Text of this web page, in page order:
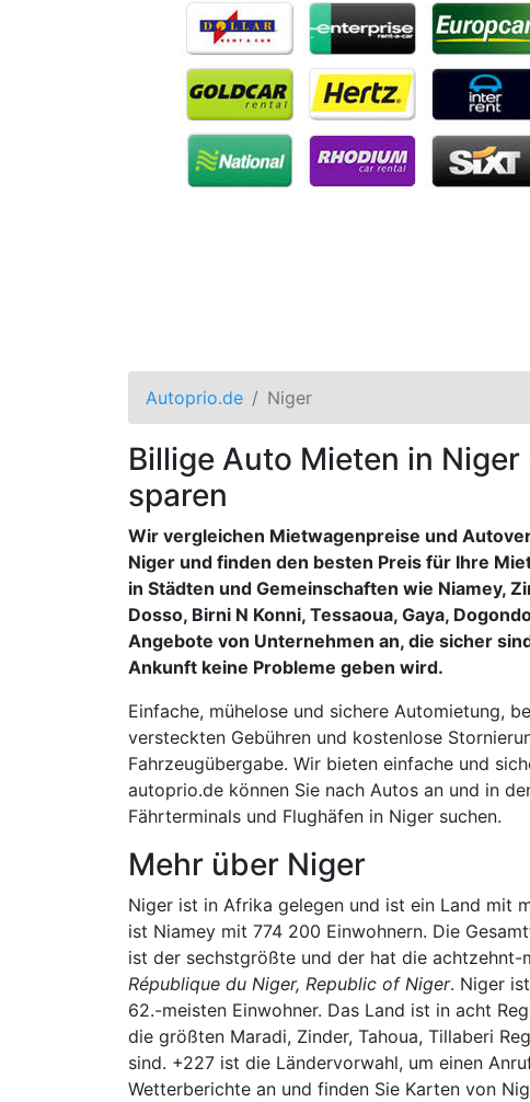
Autoprio.de Niger
Billige Auto Mieten in
sparen
Wir vergleichen Mietwagenpreise und
Niger und finden den besten Preis für Ihre
in Städten und Gemeinschaften wie Niamey,
Dosso, Birni N Konni, Tessaoua, Gaya,
Angebote von Unternehmen an, die sicher
Ankunft keine Probleme geben wird.
Einfache, mühelose und sichere Automietung,
versteckten Gebühren und kostenlose
Fahrzeugübergabe. Wir bieten einfache und
autoprio.de können Sie nach Autos an und in
Fährterminals und Flughäfen in Niger suchen.
Mehr über Niger
Niger ist in Afrika gelegen und ist ein Land mit
ist Niamey mit 774 200 Einwohnern. Die
ist der sechstgrößte und der hat die achtzehnt-
République du Niger, Republic of Niger. Niger
62.-meisten Einwohner. Das Land ist in acht
die größten Maradi, Zinder, Tahoua, Tillaberi
sind. +227 ist die Ländervorwahl, um einen
Wetterberichte an und finden Sie Karten von